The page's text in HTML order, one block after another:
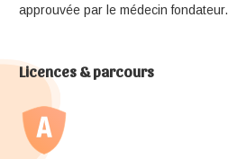
approuvée par le médecin fondateur.
Licences & parcours